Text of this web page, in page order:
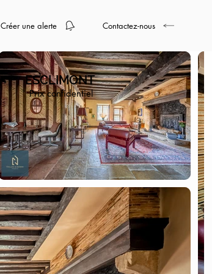
Créer une alerte Contactez-nous
ESCLIMONT
Prix confidentiel